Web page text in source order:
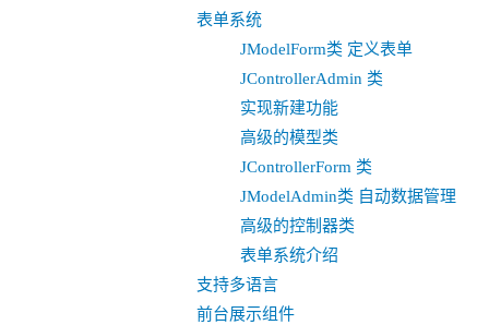
表单系统
JModelForm类 定义表单
JControllerAdmin 类
实现新建功能
高级的模型类
JControllerForm 类
JModelAdmin类 自动数据管理
高级的控制器类
表单系统介绍
支持多语言
前台展示组件